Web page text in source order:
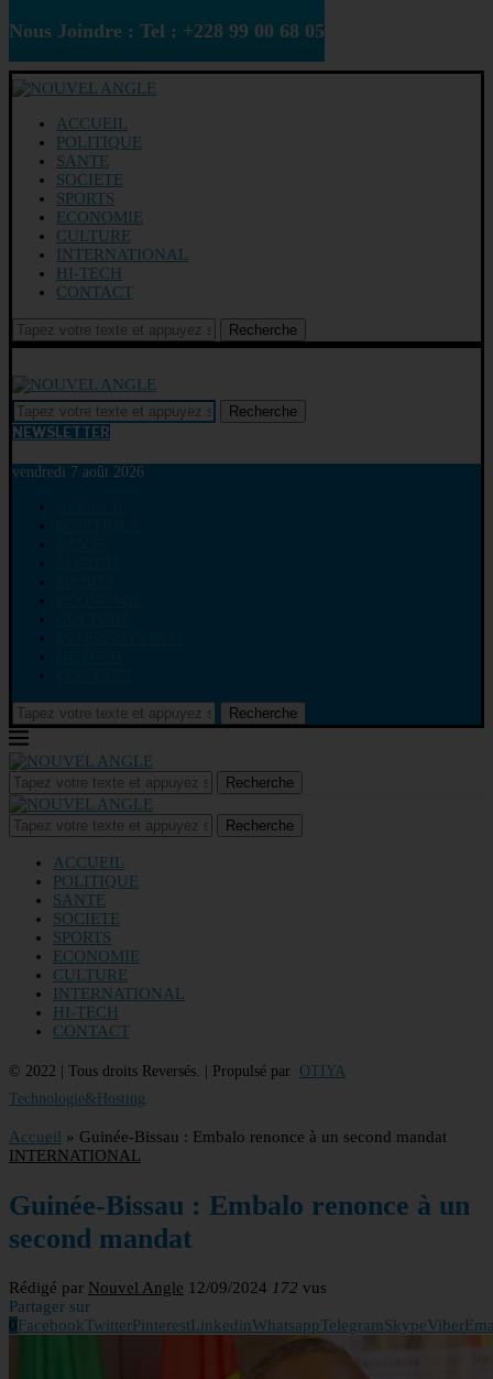
Nous Joindre : Tel : +228 99 00 68 05
ACCUEIL
POLITIQUE
SANTE
SOCIETE
SPORTS
ECONOMIE
CULTURE
INTERNATIONAL
HI-TECH
CONTACT
Recherche
Recherche
NEWSLETTER
vendredi 7 août 2026
Recherche
Recherche
Recherche
ACCUEIL
POLITIQUE
SANTE
SOCIETE
SPORTS
ECONOMIE
CULTURE
INTERNATIONAL
HI-TECH
CONTACT
© 2022 | Tous droits Reversés. | Propulsé par OTIYA
Technologie&Hosting
Accueil » Guinée-Bissau : Embalo renonce à un second mandat
INTERNATIONAL
Guinée-Bissau : Embalo renonce à un
second mandat
Rédigé par Nouvel Angle 12/09/2024 172 vus
Partager sur
0FacebookTwitterPinterestLinkedinWhatsappTelegramSkypeViber